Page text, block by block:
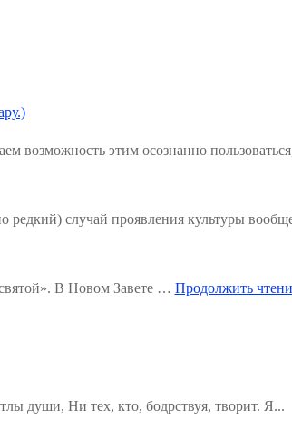
этим осознанно
редкий) случай проявления культуры
В Новом Завете … Продолжить
души, Ни тех, кто, бодрствуя, творит. Я...